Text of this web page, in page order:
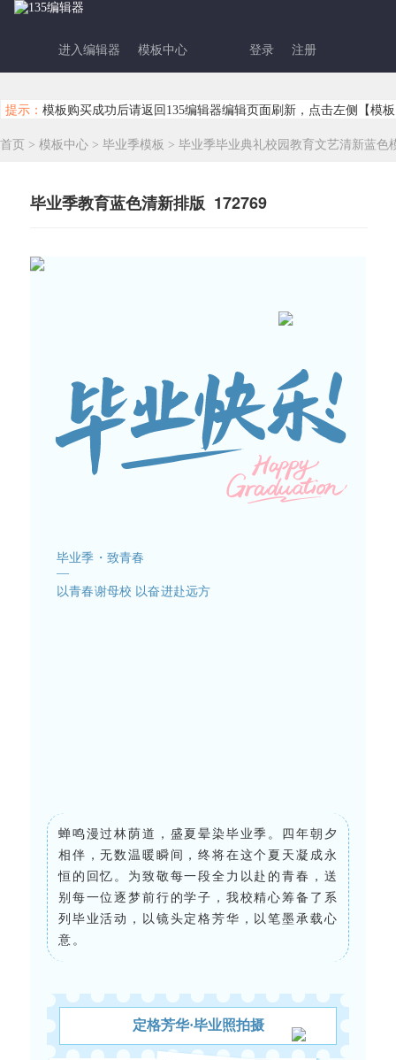
进入编辑器 模板中心 登录 注册
提示： 模板购买成功后请返回135编辑器编辑页面刷新，点击左侧【模
首页 > 模板中心 > 毕业季模板 > 毕业季毕业典礼校园教育文艺清新蓝色
毕业季教育蓝色清新排版 172769
毕业季・致青春
—
以青春谢母校 以奋进赴远方
蝉鸣漫过林荫道，盛夏晕染毕业季。四年朝夕
相伴，无数温暖瞬间，终将在这个夏天凝成永
恒的回忆。为致敬每一段全力以赴的青春，送
别每一位逐梦前行的学子，我校精心筹备了系
列毕业活动，以镜头定格芳华，以笔墨承载心
意。
定格芳华·毕业照拍摄